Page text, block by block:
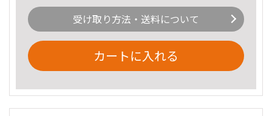
受け取り方法・送料について
カートに入れる